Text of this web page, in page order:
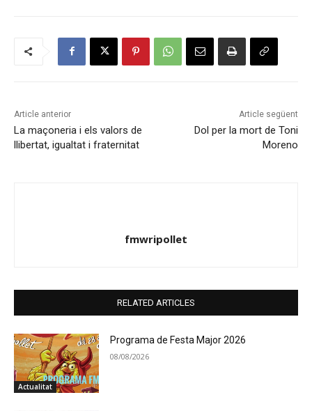
Article anterior
La maçoneria i els valors de
llibertat, igualtat i fraternitat
Article següent
Dol per la mort de Toni
Moreno
fmwripollet
RELATED ARTICLES
Actualitat
Programa de Festa Major 2026
08/08/2026